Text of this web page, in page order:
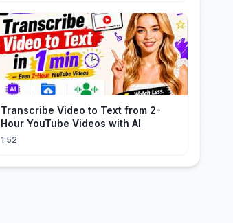
Transcribe Video to Text from 2-
Hour YouTube Videos with AI
1:52